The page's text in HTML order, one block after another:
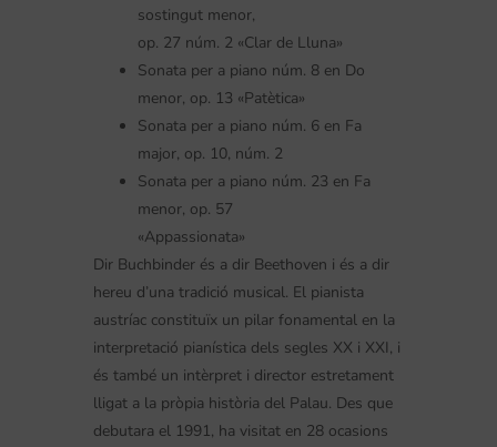
sostingut menor,
op. 27 núm. 2 «Clar de Lluna»
Sonata per a piano núm. 8 en Do
menor, op. 13 «Patètica»
Sonata per a piano núm. 6 en Fa
major, op. 10, núm. 2
Sonata per a piano núm. 23 en Fa
menor, op. 57
«Appassionata»
Dir Buchbinder és a dir Beethoven i és a dir
hereu d’una tradició musical. El pianista
austríac constituïx un pilar fonamental en la
interpretació pianística dels segles XX i XXI, i
és també un intèrpret i director estretament
lligat a la pròpia història del Palau. Des que
debutara el 1991, ha visitat en 28 ocasions